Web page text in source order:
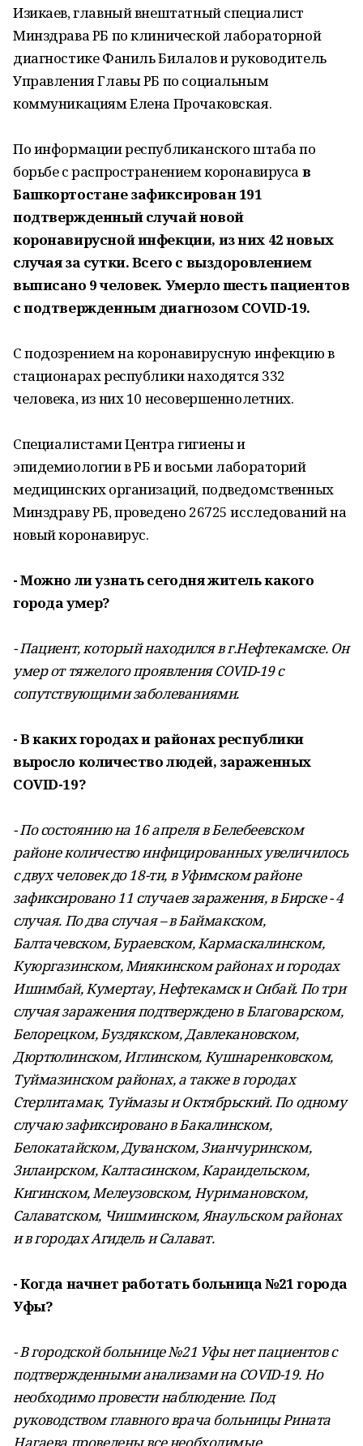
Изикаев, главный внештатный специалист
Минздрава РБ по клинической лабораторной
диагностике Фаниль Билалов и руководитель
Управления Главы РБ по социальным
коммуникациям Елена Прочаковская.
По информации республиканского штаба по
борьбе с распространением коронавируса в
Башкортостане зафиксирован 191
подтвержденный случай новой
коронавирусной инфекции, из них 42 новых
случая за сутки. Всего с выздоровлением
выписано 9 человек. Умерло шесть пациентов
с подтвержденным диагнозом COVID-19.
С подозрением на коронавирусную инфекцию в
стационарах республики находятся 332
человека, из них 10 несовершеннолетних.
Специалистами Центра гигиены и
эпидемиологии в РБ и восьми лабораторий
медицинских организаций, подведомственных
Минздраву РБ, проведено 26725 исследований на
новый коронавирус.
- Можно ли узнать сегодня житель какого
города умер?
- Пациент, который находился в г.Нефтекамске. Он
умер от тяжелого проявления COVID-19 с
сопутствующими заболеваниями.
- В каких городах и районах республики
выросло количество людей, зараженных
COVID-19?
- По состоянию на 16 апреля в Белебеевском
районе количество инфицированных увеличилось
с двух человек до 18-ти, в Уфимском районе
зафиксировано 11 случаев заражения, в Бирске - 4
случая. По два случая – в Баймакском,
Балтачевском, Бураевском, Кармаскалинском,
Куюргазинском, Миякинском районах и городах
Ишимбай, Кумертау, Нефтекамск и Сибай. По три
случая заражения подтверждено в Благоварском,
Белорецком, Буздякском, Давлекановском,
Дюртюлинском, Иглинском, Кушнаренковском,
Туймазинском районах, а также в городах
Стерлитамак, Туймазы и Октябрьский. По одному
случаю зафиксировано в Бакалинском,
Белокатайском, Дуванском, Зианчуринском,
Зилаирском, Калтасинском, Караидельском,
Кигинском, Мелеузовском, Нуримановском,
Салаватском, Чишминском, Янаульском районах
и в городах Агидель и Салават.
- Когда начнет работать больница №21 города
Уфы?
- В городской больнице №21 Уфы нет пациентов с
подтвержденными анализами на COVID-19. Но
необходимо провести наблюдение. Под
руководством главного врача больницы Рината